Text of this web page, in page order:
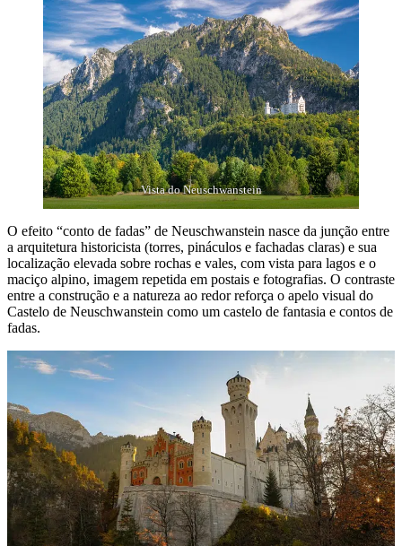
Vista do Neuschwanstein
O efeito “conto de fadas” de Neuschwanstein nasce da junção entre
a arquitetura historicista (torres, pináculos e fachadas claras) e sua
localização elevada sobre rochas e vales, com vista para lagos e o
maciço alpino, imagem repetida em postais e fotografias. O contraste
entre a construção e a natureza ao redor reforça o apelo visual do
Castelo de Neuschwanstein como um castelo de fantasia e contos de
fadas.